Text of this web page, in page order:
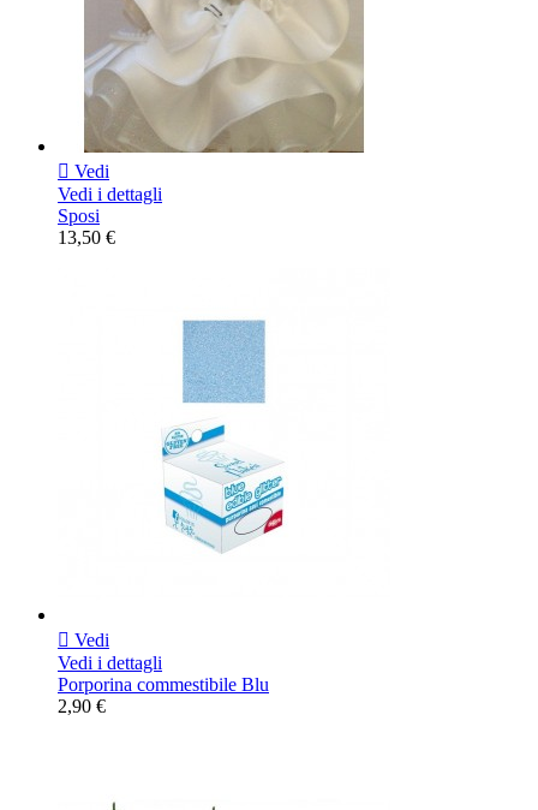
 Vedi
Vedi i dettagli
Sposi
13,50 €
 Vedi
Vedi i dettagli
Porporina commestibile Blu
2,90 €